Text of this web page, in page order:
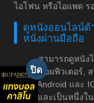
ไอโฟน หรือไอแพด ร
ดูหนังออนไลน์ด้
หนังผ่านมือถือ
สามารถดูหนัง
มือถือ, คอมพิวเตอร์,
ระบบ Android และ
ทุกวัน และเป็นหนึ่งใ